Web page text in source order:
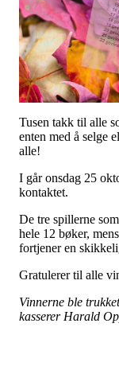
Tusen takk til alle
enten med å selge
alle!
I går onsdag 25
kontaktet.
De tre spillerne
hele 12 bøker,
fortjener en
Gratulerer til alle
Vinnerne ble
kasserer Harald